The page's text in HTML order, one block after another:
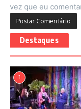
vez que eu
Destaques
1